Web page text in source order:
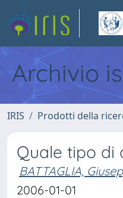
Archivio
IRIS Prodotti della
Quale tipo di
BATTAGLIA,
2006-01-01